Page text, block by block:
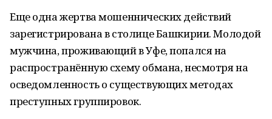
Еще одна жертва мошеннических действий
зарегистрирована в столице Башкирии. Молодой
мужчина, проживающий в Уфе, попался на
распространённую схему обмана, несмотря на
осведомленность о существующих методах
преступных группировок.